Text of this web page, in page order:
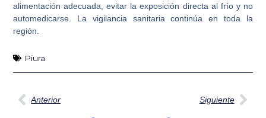
alimentación adecuada, evitar la exposición directa al frío y no
automedicarse. La vigilancia sanitaria continúa en toda la
región.
Piura
Ant
Anterior Siguiente